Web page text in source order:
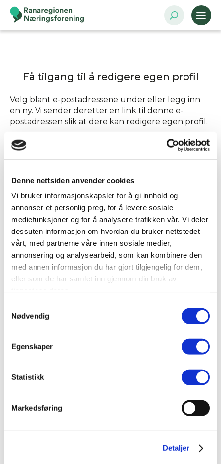
Denne nettsiden anvender cookies
Vi bruker informasjonskapsler for å gi innhold og
annonser et personlig preg, for å levere sosiale
mediefunksjoner og for å analysere trafikken vår. Vi deler
dessuten informasjon om hvordan du bruker nettstedet
vårt, med partnerne våre innen sosiale medier,
annonsering og analysearbeid, som kan kombinere den
med annen informasjon du har gjort tilgjengelig for dem,
eller som de har samlet inn gjennom din bruk av
Nødvendig
Egenskaper
Statistikk
Markedsføring
Detaljer
Få tilgang til å redigere egen profil
Velg blant e-postadressene under eller legg inn
en ny. Vi sender deretter en link til denne e-
postadressen slik at dere kan redigere egen profil.
Send tilgang til
Annen - Skriv inn e-postadresse selv
SEND